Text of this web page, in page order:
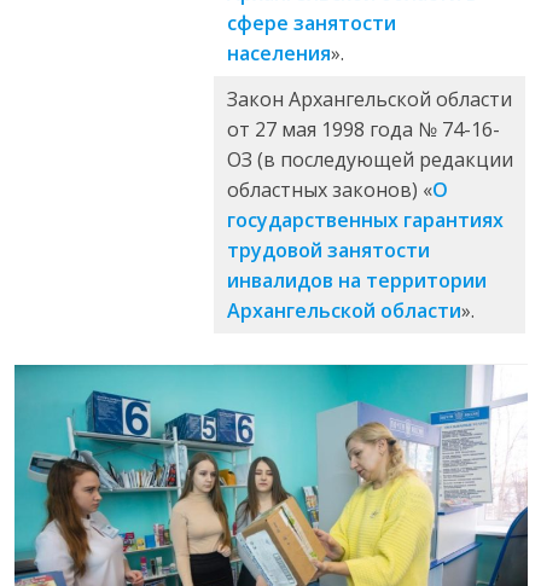
сфере занятости
населения».
Закон Архангельской области
от 27 мая 1998 года № 74-16-
ОЗ (в последующей редакции
областных законов) «О
государственных гарантиях
трудовой занятости
инвалидов на территории
Архангельской области».